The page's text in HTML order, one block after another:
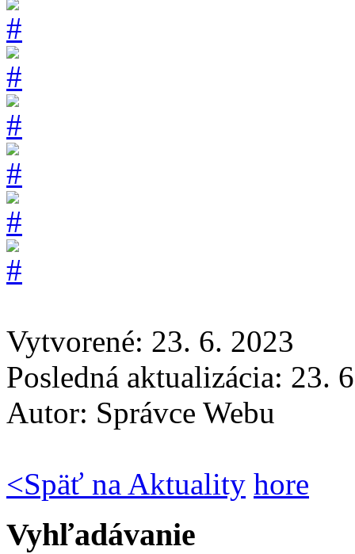
Vytvorené: 23. 6. 2023
Posledná aktualizácia: 23.
Autor: Správce Webu
<Späť na Aktuality hore
Vyhľadávanie